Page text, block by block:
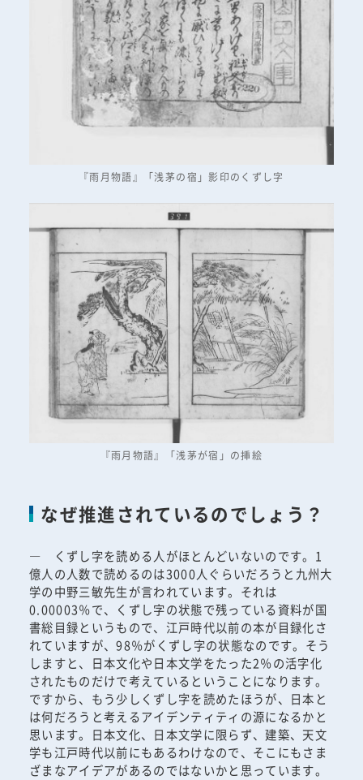
『雨月物語』「浅茅の宿」影印のくずし字
『雨月物語』「浅茅が宿」の挿絵
なぜ推進されているのでしょう？
― くずし字を読める人がほとんどいないのです。1
億人の人数で読めるのは3000人ぐらいだろうと九州大
学の中野三敏先生が言われています。それは
0.00003％で、くずし字の状態で残っている資料が国
書総目録というもので、江戸時代以前の本が目録化さ
れていますが、98％がくずし字の状態なのです。そう
しますと、日本文化や日本文学をたった2％の活字化
されたものだけで考えているということになります。
ですから、もう少しくずし字を読めたほうが、日本と
は何だろうと考えるアイデンティティの源になるかと
思います。日本文化、日本文学に限らず、建築、天文
学も江戸時代以前にもあるわけなので、そこにもさま
ざまなアイデアがあるのではないかと思っています。